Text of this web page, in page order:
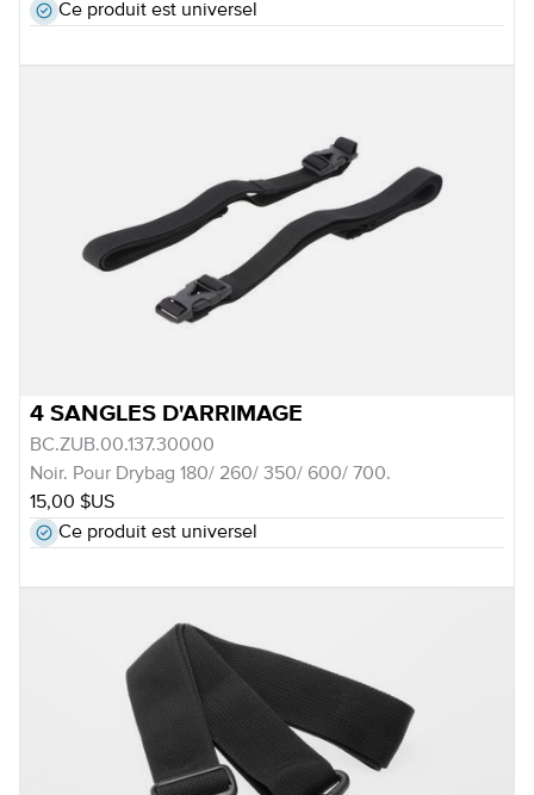
Ce produit est universel
4 SANGLES D'ARRIMAGE
BC.ZUB.00.137.30000
Noir. Pour Drybag 180/ 260/ 350/ 600/ 700.
15,00 $US
Ce produit est universel